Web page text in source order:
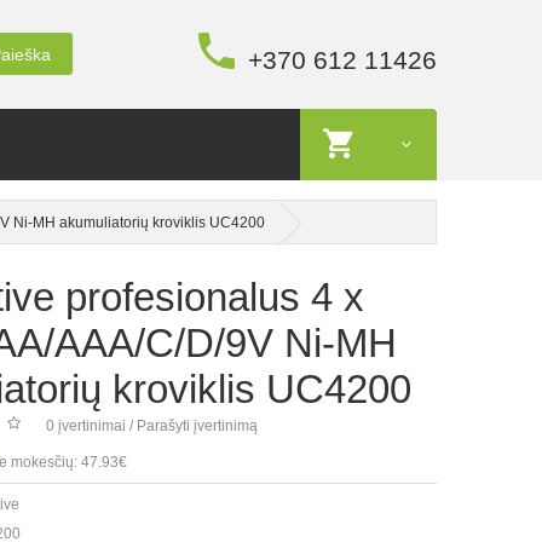
+370 612 11426
Ni-MH akumuliatorių kroviklis UC4200
profesionalus 4 x
AAA/C/D/9V Ni-MH
kroviklis UC4200
0 įvertinimai / Parašyti įvertinimą
mokesčių: 47.93€